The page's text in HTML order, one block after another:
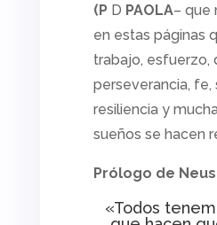
(P D PAOLA– que
en estas páginas
trabajo, esfuerzo,
perseverancia, fe,
resiliencia y
sueños se hacen
Prólogo de
«Todos